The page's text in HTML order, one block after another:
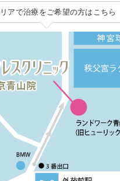
アで治療をご希望の方はこちら